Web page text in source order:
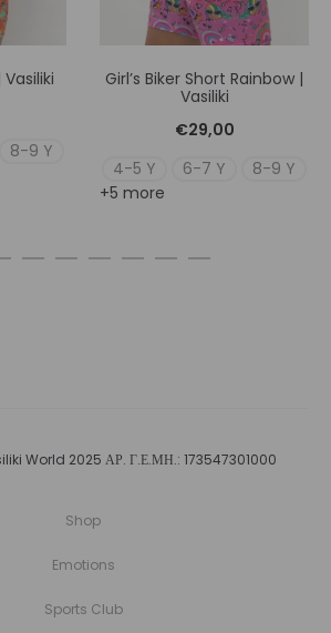
8-9 Y
Girl’s Biker Short Rainbow |
Vasiliki
€29,00
4-5 Y
6-7 Y
8-9 Y
+5 more
World 2025 ΑΡ. Γ.Ε.ΜΗ.: 173547301000
Shop
Emotions
Sports Club